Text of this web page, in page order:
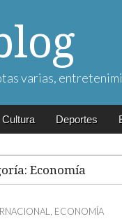
varias,
Cultura Deportes
Economía
ECONOMÍA